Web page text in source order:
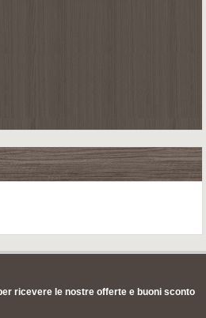
ricevere le nostre offerte e buoni sconto